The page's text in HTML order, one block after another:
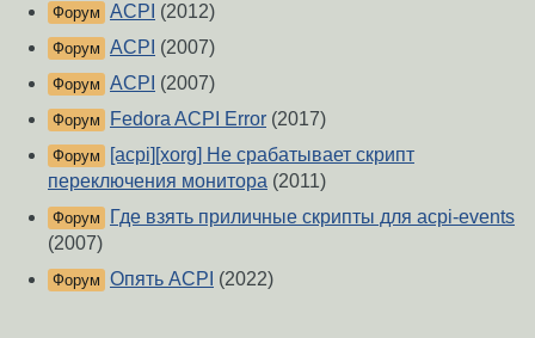
Форум ACPI (2012)
Форум ACPI (2007)
Форум ACPI (2007)
Форум Fedora ACPI Error (2017)
Форум
[acpi][xorg] Не срабатывает скрипт
переключения монитора (2011)
Форум
Где взять приличные скрипты для acpi-events
(2007)
Форум Опять ACPI (2022)